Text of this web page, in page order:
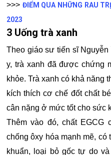
>>> ĐIỂM QUA NHỮNG RAU
2023
3 Uống trà xanh
Theo giáo sư tiến sĩ
y, trà xanh đã được chứng
khỏe. Trà xanh có khả năng
kích thích cơ chế đốt chất
cân nặng ở mức tốt cho sức
Thêm vào đó, chất EGCG
chống ôxy hóa mạnh mẽ, có
khuẩn, loại bỏ gốc tự do